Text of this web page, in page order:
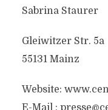
Sabrina Staurer
Gleiwitzer Str. 5a
55131 Mainz
Website:
E-Mail :